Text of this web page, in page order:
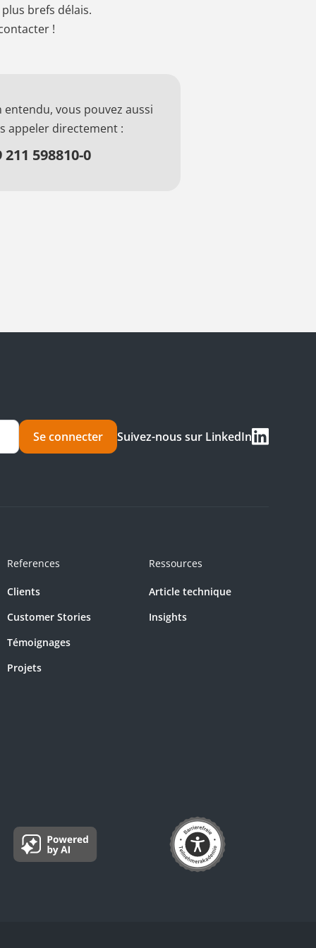
brefs délais.
!
entendu, vous pouvez aussi
appeler directement :
211 598810-0
Se connecter Suivez-nous sur LinkedIn
References
Clients
Customer Stories
Témoignages
Projets
Ressources
Article technique
Insights